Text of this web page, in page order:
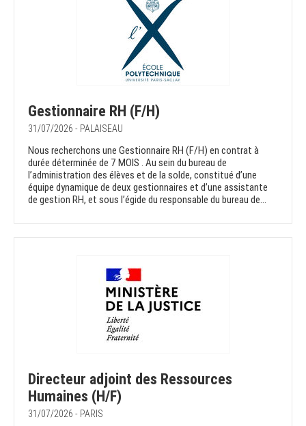
Gestionnaire RH (F/H)
31/07/2026 - PALAISEAU
Nous recherchons une Gestionnaire RH (F/H) en contrat à
durée déterminée de 7 MOIS . Au sein du bureau de
l’administration des élèves et de la solde, constitué d’une
équipe dynamique de deux gestionnaires et d’une assistante
de gestion RH, et sous l’égide du responsable du bureau de...
Directeur adjoint des Ressources
Humaines (H/F)
31/07/2026 - PARIS